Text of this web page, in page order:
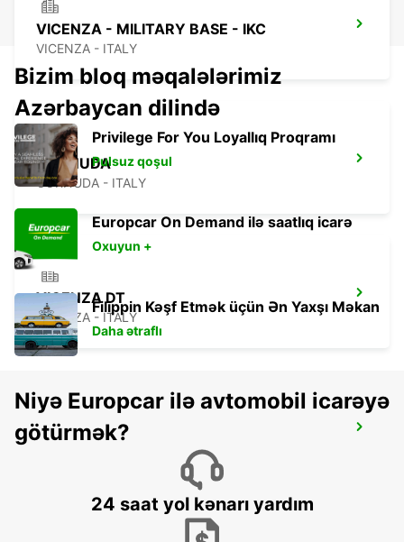
VICENZA - MILITARY BASE - IKC
VICENZA - ITALY
CORNUDA
CORNUDA - ITALY
VICENZA DT
VICENZA - ITALY
VENICE APT - IKC *RY*
Bizim bloq məqalələrimiz
Azərbaycan dilində
Privilege For You Loyallıq Proqramı
Pulsuz qoşul
Europcar On Demand ilə saatlıq icarə
Oxuyun +
Filippin Kəşf Etmək üçün Ən Yaxşı Məkan
Daha ətraflı
Niyə Europcar ilə avtomobil icarəyə
götürmək?
24 saat yol kənarı yardım